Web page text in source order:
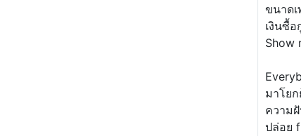
ขนาด
เงินซื้
Show
มาโย
ความ
ปล่อย